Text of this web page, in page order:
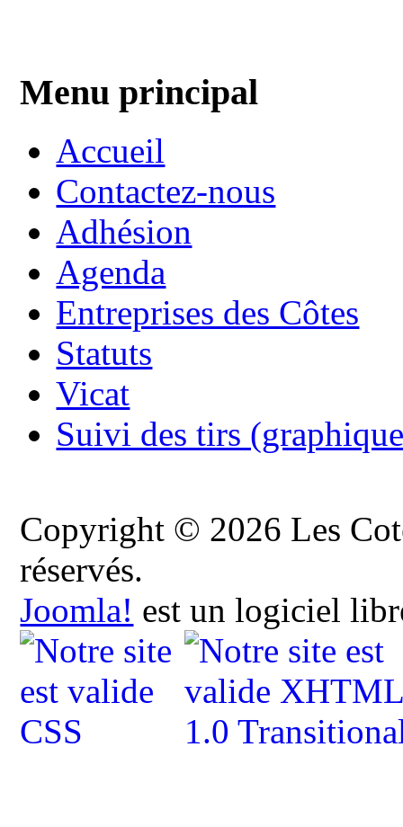
Menu principal
Accueil
Contactez-nous
Adhésion
Agenda
Entreprises des Côtes
Statuts
Vicat
Suivi des tirs
Copyright © 2026 Les
réservés.
Joomla! est un logiciel